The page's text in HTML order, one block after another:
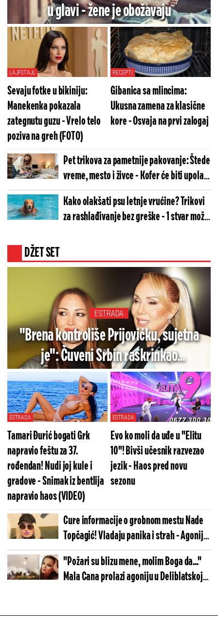
u glavi - žene je obožavaju
LAJFSTAJL
Sevaju fotke u bikiniju:
Manekenka pokazala
zategnutu guzu - Vrelo telo
poziva na greh (FOTO)
RECEPTI
Gibanica sa mlincima:
Ukusna zamena za klasične
kore - Osvaja na prvi zalogaj
Pet trikova za pametnije pakovanje: Štede
vreme, mesto i živce - Kofer će biti upola
lakši
Kako olakšati psu letnje vrućine? Trikovi
za rashlađivanje bez greške - 1 stvar može
DŽET SET
ESTRADA
"Brena kontroliše Prijovićku, sujetna
je": Čuveni Srbin raskrinkao
Živojinoviće - Prodala me je
ESTRADA
Tamari Đurić bogati Grk
napravio feštu za 37.
rođendan! Nudi joj kule i
gradove - Snimak iz bentlija
napravio haos (VIDEO)
ESTRADA
Evo ko moli da uđe u "Elitu
10"! Bivši učesnik razvezao
jezik - Haos pred novu
sezonu
Cure informacije o grobnom mestu Nade
Topčagić! Vladaju panika i strah - Agonija
sve veća
"Požari su blizu mene, molim Boga da..."
Mala Cana prolazi agoniju u Deliblatskoj